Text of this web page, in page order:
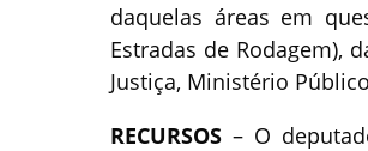
daquelas áreas em
Estradas de Rodagem),
Justiça, Ministério
RECURSOS – O